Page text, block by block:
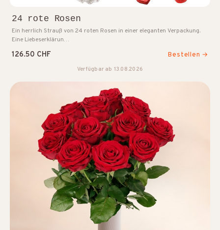
24 rote Rosen
Ein herrlich Strauß von 24 roten Rosen in einer eleganten Verpackung.
Eine Liebeserklärun…
126.50 CHF Bestellen →
Verfügbar ab 13.08.2026